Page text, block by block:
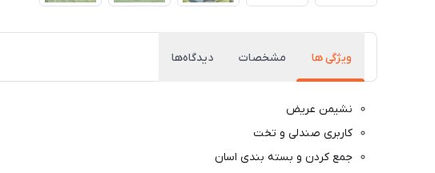
ویژگی ها مشخصات دیدگاه‌ها
نشیمن عریض
کاربری صندلی و تخت
جمع کردن و بسته بندی اسان